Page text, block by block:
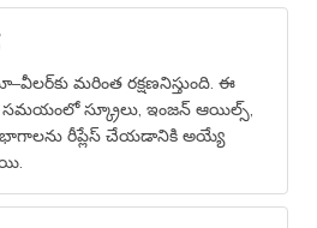
మరింత రక్షణనిస్తుంది. ఈ
స్క్రూలు, ఇంజన్ ఆయిల్స్,
భాగాలను రీప్లేస్ చేయడానికి అయ్యే